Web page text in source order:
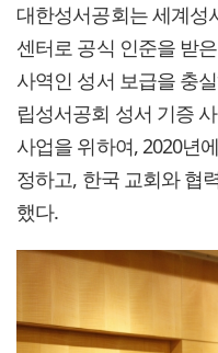
대한성서공회는 세계성
센터로 공식 인준을 받
사역인 성서 보급을 충
립성서공회 성서 기증
사업을 위하여, 2020년
정하고, 한국 교회와 협
했다.